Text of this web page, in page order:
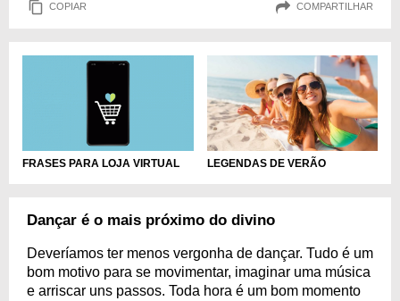
COPIAR COMPARTILHAR
FRASES PARA LOJA VIRTUAL LEGENDAS DE VERÃO
Dançar é o mais próximo do divino
Deveríamos ter menos vergonha de dançar. Tudo é um
bom motivo para se movimentar, imaginar uma música
e arriscar uns passos. Toda hora é um bom momento